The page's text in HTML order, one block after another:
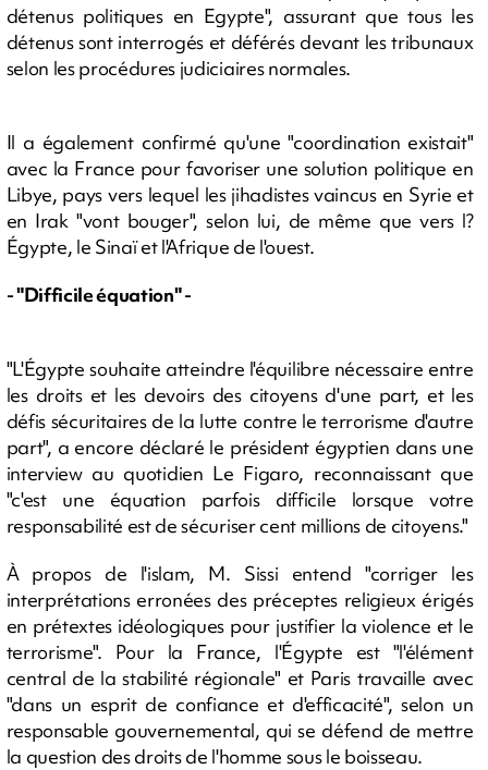
détenus politiques en Egypte", assurant que tous les
détenus sont interrogés et déférés devant les tribunaux
selon les procédures judiciaires normales.
Il a également confirmé qu'une "coordination existait"
avec la France pour favoriser une solution politique en
Libye, pays vers lequel les jihadistes vaincus en Syrie et
en Irak "vont bouger", selon lui, de même que vers l?
Égypte, le Sinaï et l'Afrique de l'ouest.
- "Difficile équation" -
"L'Égypte souhaite atteindre l'équilibre nécessaire entre
les droits et les devoirs des citoyens d'une part, et les
défis sécuritaires de la lutte contre le terrorisme d'autre
part", a encore déclaré le président égyptien dans une
interview au quotidien Le Figaro, reconnaissant que
"c'est une équation parfois difficile lorsque votre
responsabilité est de sécuriser cent millions de citoyens."
À propos de l'islam, M. Sissi entend "corriger les
interprétations erronées des préceptes religieux érigés
en prétextes idéologiques pour justifier la violence et le
terrorisme". Pour la France, l'Égypte est "l'élément
central de la stabilité régionale" et Paris travaille avec
"dans un esprit de confiance et d'efficacité", selon un
responsable gouvernemental, qui se défend de mettre
la question des droits de l'homme sous le boisseau.